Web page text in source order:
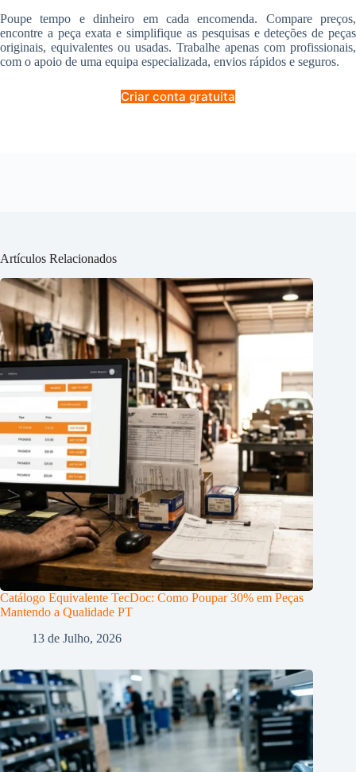
Poupe tempo e dinheiro em cada encomenda. Compare preços,
encontre a peça exata e simplifique as pesquisas e deteções de peças
originais, equivalentes ou usadas. Trabalhe apenas com profissionais,
com o apoio de uma equipa especializada, envios rápidos e seguros.
Criar conta gratuita
Artículos Relacionados
Catálogo Equivalente TecDoc: Como Poupar 30% em Peças
Mantendo a Qualidade PT
13 de Julho, 2026